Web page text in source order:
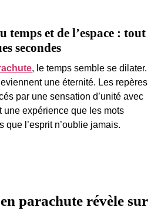
temps et de l’espace : tout
secondes
, le temps semble se dilater.
une éternité. Les repères
par une sensation d’unité avec
une expérience que les mots
que l’esprit n’oublie jamais.
parachute révèle sur